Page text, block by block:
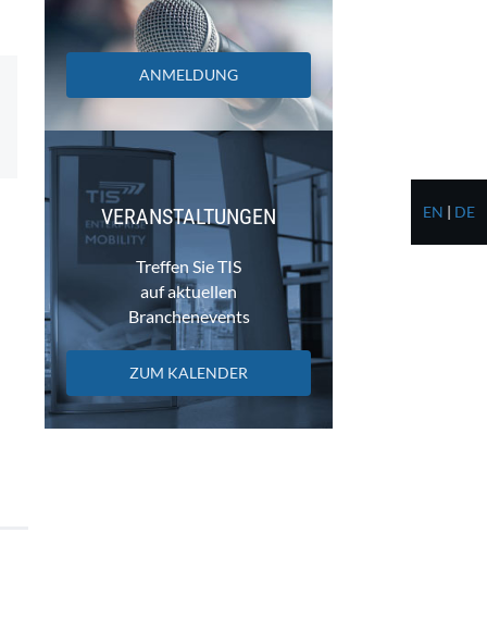
ANMELDUNG
VERANSTALTUNGEN
Treffen Sie TIS
auf aktuellen
Branchenevents
ZUM KALENDER
EN | DE